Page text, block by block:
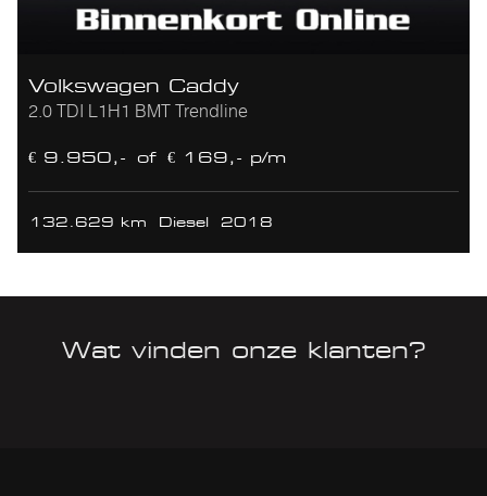
Volkswagen Caddy
2.0 TDI L1H1 BMT Trendline
€ 9.950,- of € 169,- p/m
132.629 km Diesel 2018
Wat vinden onze klanten?